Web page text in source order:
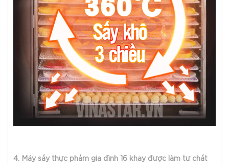
4. Máy sấy thực phẩm gia đình 16 khay được làm từ chất